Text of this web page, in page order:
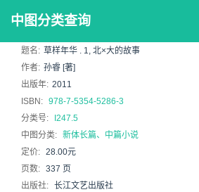
中图分类查询
题名: 草样年华 . 1, 北×大的故事
作者: 孙睿 [著]
出版年: 2011
ISBN: 978-7-5354-5286-3
分类号:
I247.5
中图分类: 新体长篇、中篇小说
定价: 28.00元
页数: 337 页
出版社: 长江文艺出版社